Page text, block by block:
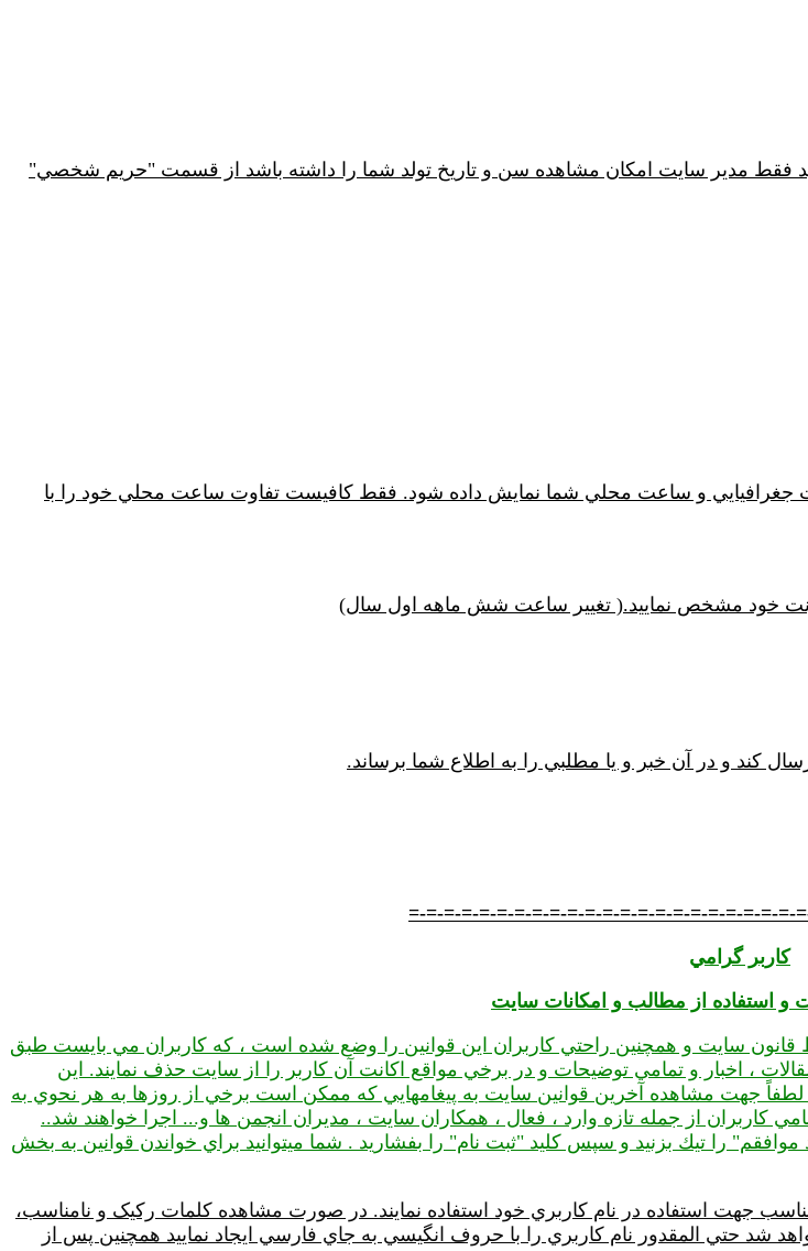
فقط مدير سايت امكان مشاهده سن و تاريخ تولد شما را داشته باشد از قسمت "حريم شخصي"
جغرافيايي و ساعت محلي شما نمايش داده شود. فقط كافيست تفاوت ساعت محلي خود را با
کند و در آن خبر و يا مطلبي را به اطلاع شما برساند.
=-=-=-=-=-=-=-=-=-=-=-=-=-=-=-=-=-=-=-=-=-=-
کاربر گرامي
و استفاده از مطالب و امکانات سایت
قانون سايت و همچنين راحتي کاربران اين قوانين را وضع شده است ، که کاربران مي بايست طبق
، اخبار و تمامي توضيحات و در برخي مواقع اكانت آن کاربر را از سايت حذف نمايند. اين
جهت مشاهده آخرين قوانين سايت به پيغامهايي که ممکن است برخي از روزها به هر نحوي به
كاربران از جمله تازه وارد ، فعال ، همكاران سايت ، مديران انجمن ها و... اجرا خواهند شد..
را تيك بزنيد و سپس كليد "ثبت نام" را بفشاريد . شما ميتوانيد براي خواندن قوانين به بخش
جهت استفاده در نام کاربري خود استفاده نمايند. در صورت مشاهده کلمات رکيک و نامناسب،
حتي المقدور نام كاربري را با حروف انگيسي به جاي فارسي ايجاد نماييد همچنين پس از